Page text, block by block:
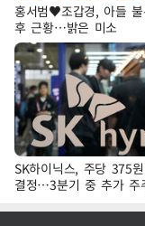
홍서범♥조갑경, 아들
후 근황…밝은 미소
SK하이닉스, 주당 375
결정…3분기 중 추가 주
표